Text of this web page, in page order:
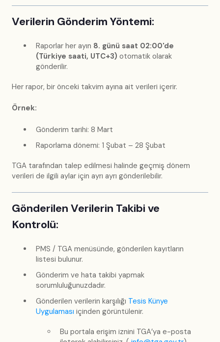
Verilerin Gönderim Yöntemi:
Raporlar her ayın 8. günü saat 02:00'de
(Türkiye saati, UTC+3) otomatik olarak
gönderilir.
Her rapor, bir önceki takvim ayına ait verileri içerir.
Örnek:
Gönderim tarihi: 8 Mart
Raporlama dönemi: 1 Şubat – 28 Şubat
TGA tarafından talep edilmesi halinde geçmiş dönem
verileri de ilgili aylar için ayrı ayrı gönderilebilir.
Gönderilen Verilerin Takibi ve
Kontrolü:
PMS / TGA menüsünde, gönderilen kayıtların
listesi bulunur.
Gönderim ve hata takibi yapmak
sorumluluğunuzdadır.
Gönderilen verilerin karşılığı Tesis Künye
Uygulaması içinden görüntülenir.
Bu portala erişim iznini TGA’ya e-posta